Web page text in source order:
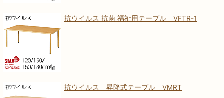
抗ウイルス 抗菌 福祉用テーブル VFTR-1
抗ウイルス 昇降式テーブル VMRT